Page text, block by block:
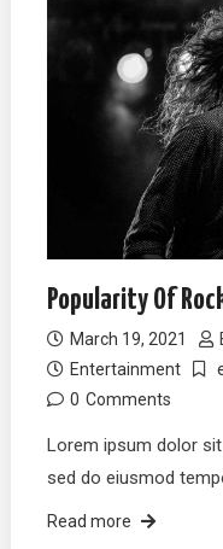
Popularity Of
March 19, 2021
Entertainment
0 Comments
Lorem ipsum dolor
sed do eiusmod
Read more